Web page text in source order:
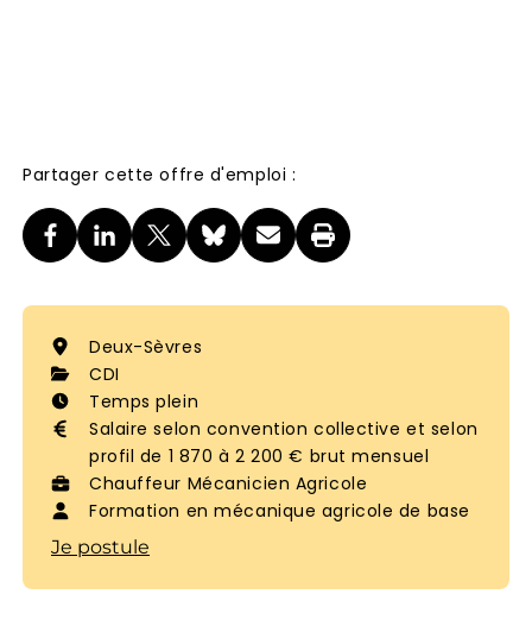
Partager cette offre d'emploi :
Deux-Sèvres
CDI
Temps plein
Salaire selon convention collective et selon
profil de 1 870 à 2 200 € brut mensuel
Chauffeur Mécanicien Agricole
Formation en mécanique agricole de base
Je postule